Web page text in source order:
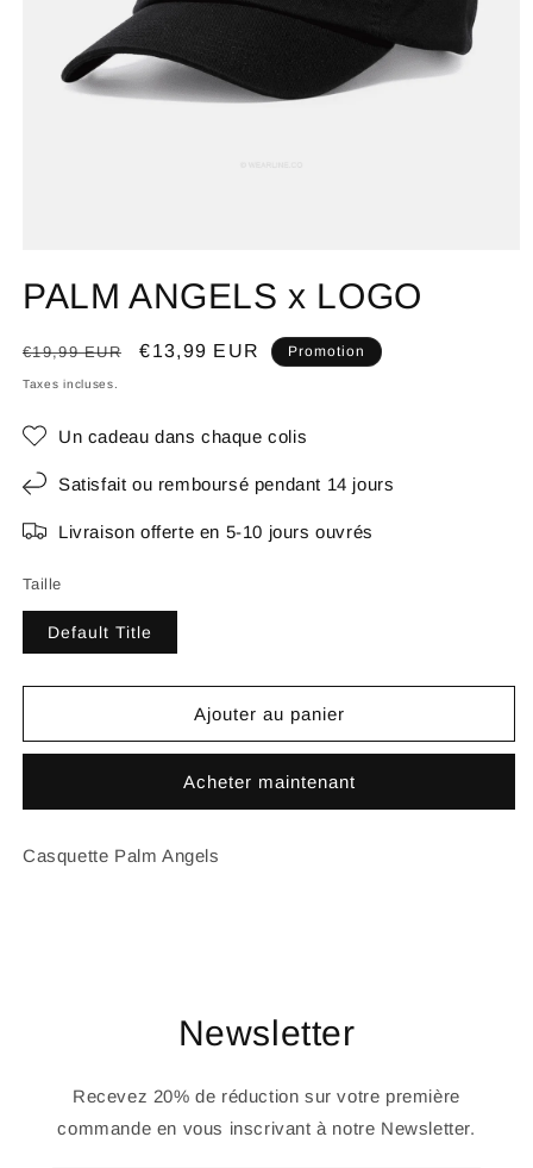
PALM ANGELS x LOGO
Prix
habituel
€19,99 EUR
Prix
€13,99 EUR Promotion
Taxes incluses.
Un cadeau dans chaque colis
Satisfait ou remboursé pendant 14 jours
Livraison offerte en 5-10 jours ouvrés
Taille
Default Title
Ajouter au panier
Acheter maintenant
Casquette Palm Angels
Newsletter
Recevez 20% de réduction sur votre première
commande en vous inscrivant à notre Newsletter.